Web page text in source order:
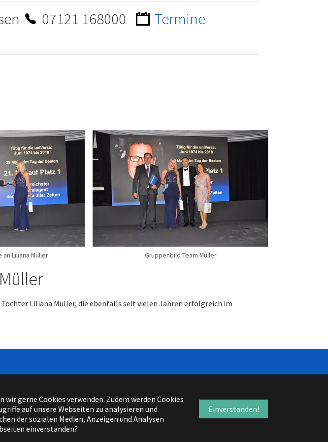
gerne Cookies verwenden. Zudem werden Cookies
auf unsere Webseiten zu analysieren und
der sozialen Medien, Anzeigen und Analysen
einverstanden?
Einverstanden!
07121 168000 Termine
an Liliana Müller Gruppenbild Team Müller
Liliana Müller, die ebenfalls seit vielen Jahren erfolgreich im
Xing